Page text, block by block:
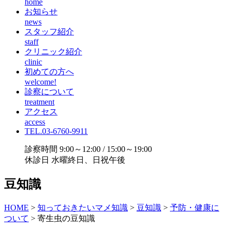
お知らせ
news
スタッフ紹介
staff
クリニック紹介
clinic
初めての方へ
welcome!
診察について
treatment
アクセス
access
TEL.03-6760-9911
診察時間 9:00～12:00 / 15:00～19:00
休診日 水曜終日、日祝午後
豆知識
HOME > 知っておきたいマメ知識 > 豆知識 > 予防・健康に
ついて > 寄生虫の豆知識